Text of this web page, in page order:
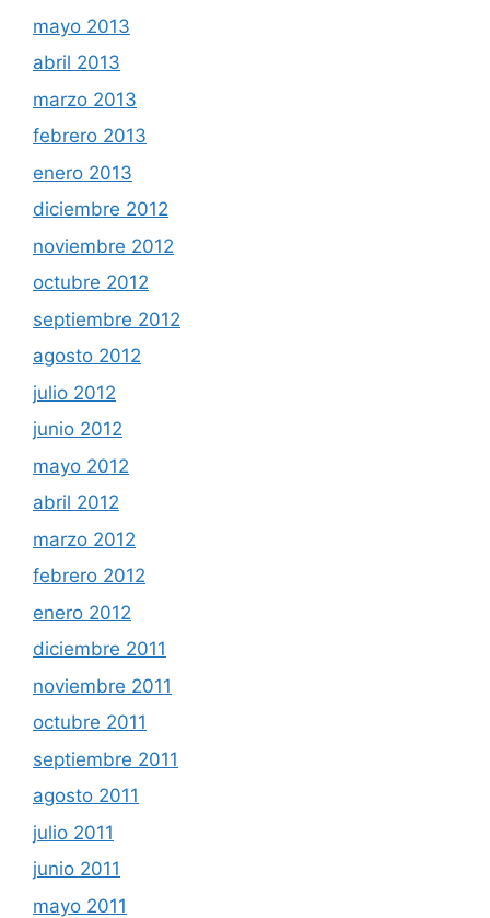
mayo 2013
abril 2013
marzo 2013
febrero 2013
enero 2013
diciembre 2012
noviembre 2012
octubre 2012
septiembre 2012
agosto 2012
julio 2012
junio 2012
mayo 2012
abril 2012
marzo 2012
febrero 2012
enero 2012
diciembre 2011
noviembre 2011
octubre 2011
septiembre 2011
agosto 2011
julio 2011
junio 2011
mayo 2011